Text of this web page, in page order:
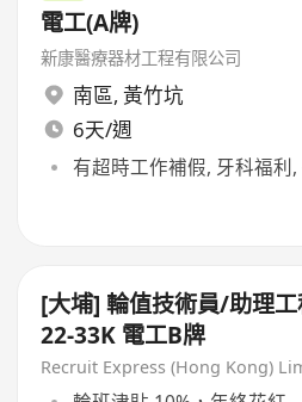
電工(A牌)
新康醫療器材工程有限公司
南區, 黃竹坑
6天/週
有超時工作補假, 牙科福利,
[大埔] 輪值技術員/助理
22-33K 電工B牌
Recruit Express (Hong Kong)